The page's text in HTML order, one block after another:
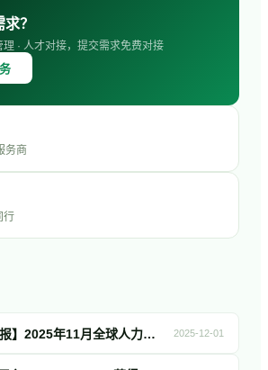
？
理 · 人才对接，提交需求免费对接
务商
行
【投融资11月月报】2025年11月全球人力资源科技投融资简报！ 2025-12-01